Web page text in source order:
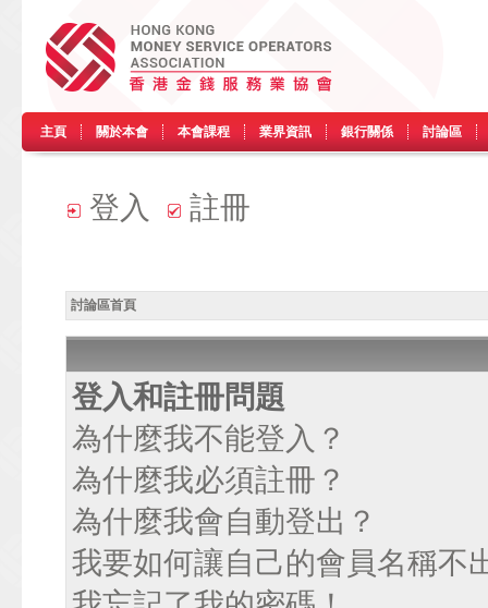
主頁 關於本會 本會課程 業界資訊 銀行關係 討論區
登入 註冊
討論區首頁
登入和註冊問題
為什麼我不能登入？
為什麼我必須註冊？
為什麼我會自動登出？
我要如何讓自己的會員名稱不